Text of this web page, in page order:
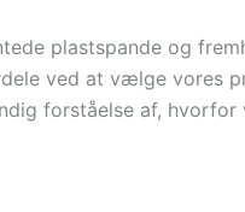
plastspande og
ved at vælge vores
forståelse af,